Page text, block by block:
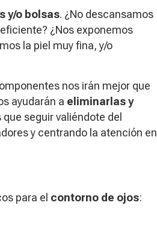
y/o bolsas. ¿No descansamos
¿Nos exponemos
la piel muy fina, y/o
nos irán mejor que
ayudarán a eliminarlas y
seguir valiéndote del
y centrando la atención en
para el contorno de ojos: